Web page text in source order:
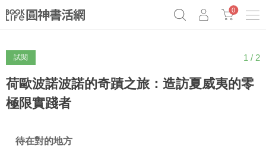
0
試閱 1 / 2
荷歐波諾波諾的奇蹟之旅：造訪夏威夷的零
極限實踐者
待在對的地方